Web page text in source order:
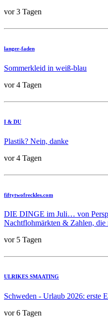
vor 3 Tagen
langer-faden
Sommerkleid in weiß-blau
vor 4 Tagen
I & DU
Plastik? Nein, danke
vor 4 Tagen
fiftytwofreckles.com
DIE DINGE im Juli… von
Nachtflohmärkten & Zahlen, die
vor 5 Tagen
ULRIKES SMAATING
Schweden - Urlaub 2026: erste
vor 6 Tagen